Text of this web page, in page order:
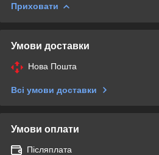
Приховати
Умови доставки
Нова Пошта
Всі умови доставки
Умови оплати
Післяплата